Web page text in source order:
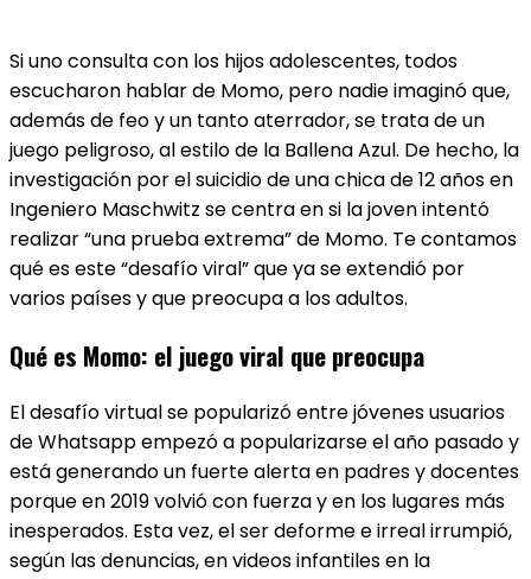
Si uno consulta con los hijos adolescentes, todos
escucharon hablar de Momo, pero nadie imaginó que,
además de feo y un tanto aterrador, se trata de un
juego peligroso, al estilo de la Ballena Azul. De hecho, la
investigación por el suicidio de una chica de 12 años en
Ingeniero Maschwitz se centra en si la joven intentó
realizar “una prueba extrema” de Momo. Te contamos
qué es este “desafío viral” que ya se extendió por
varios países y que preocupa a los adultos.
Qué es Momo: el juego viral que preocupa
El desafío virtual se popularizó entre jóvenes usuarios
de Whatsapp empezó a popularizarse el año pasado y
está generando un fuerte alerta en padres y docentes
porque en 2019 volvió con fuerza y en los lugares más
inesperados. Esta vez, el ser deforme e irreal irrumpió,
según las denuncias, en videos infantiles en la